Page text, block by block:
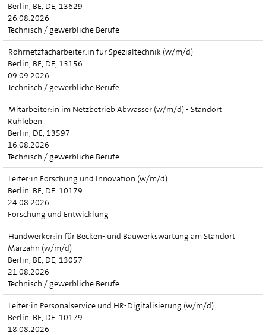
Berlin, BE, DE, 13629
26.08.2026
Technisch / gewerbliche Berufe
Rohrnetzfacharbeiter:in für Spezialtechnik (w/m/d)
Berlin, BE, DE, 13156
09.09.2026
Technisch / gewerbliche Berufe
Mitarbeiter:in im Netzbetrieb Abwasser (w/m/d) - Standort
Ruhleben
Berlin, DE, 13597
16.08.2026
Technisch / gewerbliche Berufe
Leiter:in Forschung und Innovation (w/m/d)
Berlin, BE, DE, 10179
24.08.2026
Forschung und Entwicklung
Handwerker:in für Becken- und Bauwerkswartung am Standort
Marzahn (w/m/d)
Berlin, BE, DE, 13057
21.08.2026
Technisch / gewerbliche Berufe
Leiter:in Personalservice und HR-Digitalisierung (w/m/d)
Berlin, BE, DE, 10179
18.08.2026